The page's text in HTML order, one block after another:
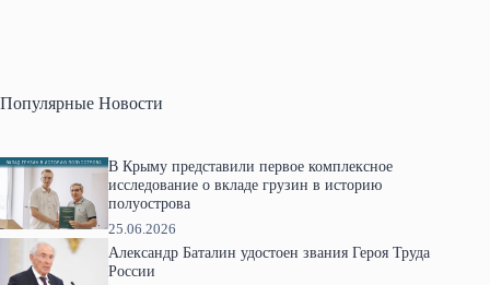
Популярные Новости
В Крыму представили первое комплексное
исследование о вкладе грузин в историю
полуострова
25.06.2026
Александр Баталин удостоен звания Героя Труда
России